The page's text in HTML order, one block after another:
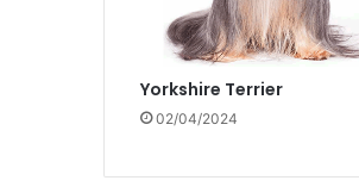
Yorkshire Terrier
02/04/2024